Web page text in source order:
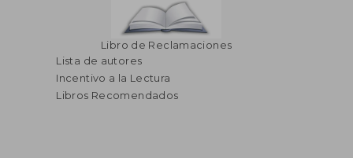
Libro de Reclamaciones
Lista de autores
Incentivo a la Lectura
Libros Recomendados